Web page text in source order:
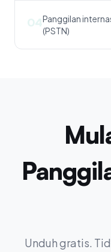
04Panggilan
(PSTN)
Unduh gratis.